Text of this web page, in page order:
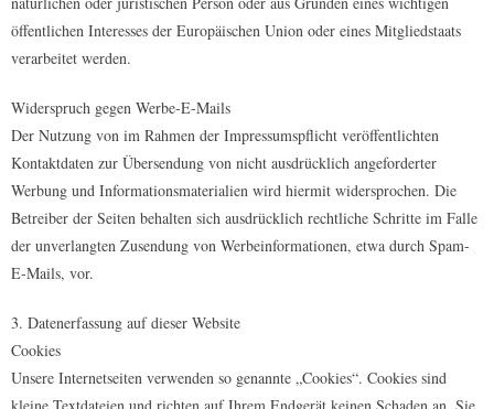
öffentlichen Interesses der Europäischen Union oder eines Mitgliedstaats
verarbeitet werden.
Widerspruch gegen Werbe-E-Mails
Der Nutzung von im Rahmen der Impressumspflicht veröffentlichten
Kontaktdaten zur Übersendung von nicht ausdrücklich angeforderter
Werbung und Informationsmaterialien wird hiermit widersprochen. Die
Betreiber der Seiten behalten sich ausdrücklich rechtliche Schritte im Falle
der unverlangten Zusendung von Werbeinformationen, etwa durch Spam-
E-Mails, vor.
3. Datenerfassung auf dieser Website
Cookies
Unsere Internetseiten verwenden so genannte „Cookies“. Cookies sind